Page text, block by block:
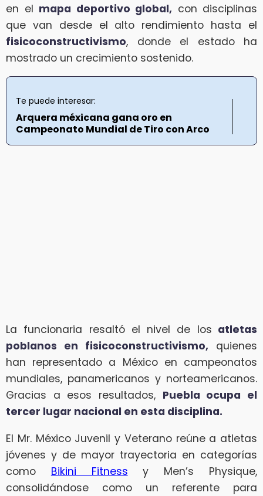
en el mapa deportivo global, con disciplinas
que van desde el alto rendimiento hasta el
fisicoconstructivismo, donde el estado ha
mostrado un crecimiento sostenido.
Te puede interesar:
Arquera méxicana gana oro en
Campeonato Mundial de Tiro con Arco
La funcionaria resaltó el nivel de los atletas
poblanos en fisicoconstructivismo, quienes
han representado a México en campeonatos
mundiales, panamericanos y norteamericanos.
Gracias a esos resultados, Puebla ocupa el
tercer lugar nacional en esta disciplina.
El Mr. México Juvenil y Veterano reúne a atletas
jóvenes y de mayor trayectoria en categorías
como Bikini Fitness y Men’s Physique,
consolidándose como un referente para